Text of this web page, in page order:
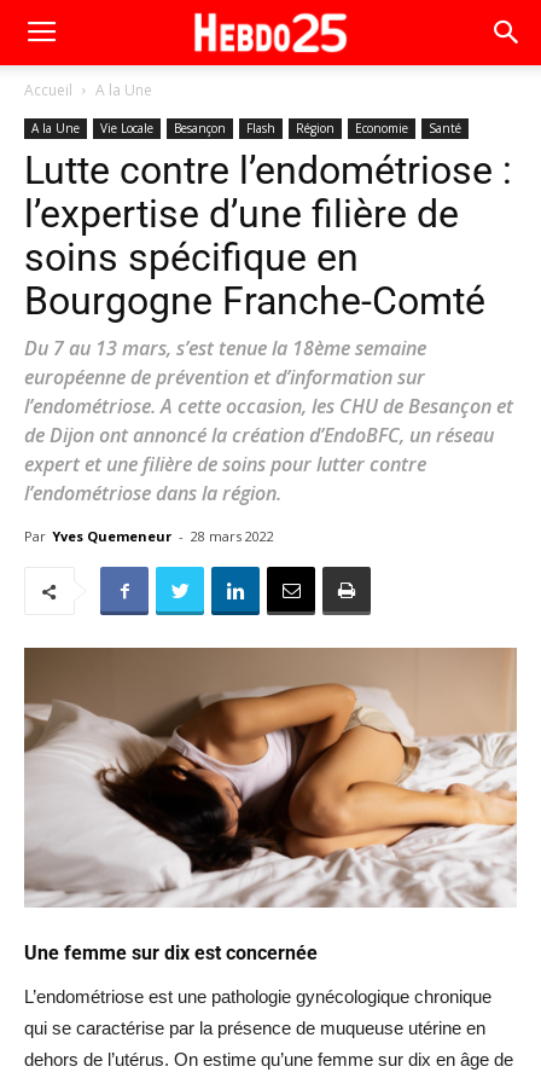
Accueil A la Une
A la Une Vie Locale Besançon Flash Région Economie Santé
Lutte contre l’endométriose :
l’expertise d’une filière de
soins spécifique en
Bourgogne Franche-Comté
Du 7 au 13 mars, s’est tenue la 18ème semaine
européenne de prévention et d’information sur
l’endométriose. A cette occasion, les CHU de Besançon et
de Dijon ont annoncé la création d’EndoBFC, un réseau
expert et une filière de soins pour lutter contre
l’endométriose dans la région.
Par Yves Quemeneur - 28 mars 2022
Une femme sur dix est concernée
L’endométriose est une pathologie gynécologique chronique
qui se caractérise par la présence de muqueuse utérine en
dehors de l’utérus. On estime qu’une femme sur dix en âge de